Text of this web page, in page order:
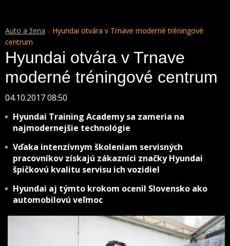
Auto a žena
Hyundai otvára v Trnave moderné tréningové
centrum
Hyundai otvára v Trnave
moderné tréningové centrum
04.10.2017 08:50
Hyundai Training Academy sa zameria na
najmodernejšie technológie
Vďaka intenzívnym školeniam servisných
pracovníkov získajú zákazníci značky Hyundai
špičkovú kvalitu servisu ich vozidiel
Hyundai aj týmto krokom ocenil Slovensko ako
automobilovú veľmoc